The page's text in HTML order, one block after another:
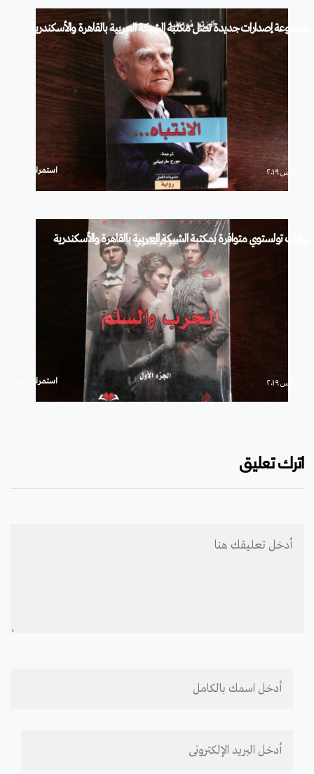
مجموعة إصدارات جديدة تصل مكتبة الشبكة العربية بالقاهرة والأسكندرية
استمرار
روايات تولستوي متوافرة بمكتبة الشبكة العربية بالقاهرة والأسكندرية
استمرار
اترك تعليق